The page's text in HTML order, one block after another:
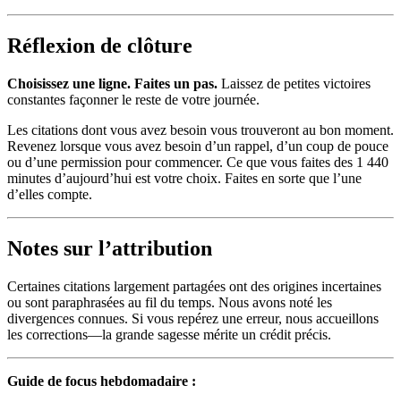
Réflexion de clôture
Choisissez une ligne. Faites un pas. Laissez de petites victoires
constantes façonner le reste de votre journée.
Les citations dont vous avez besoin vous trouveront au bon moment.
Revenez lorsque vous avez besoin d’un rappel, d’un coup de pouce
ou d’une permission pour commencer. Ce que vous faites des 1 440
minutes d’aujourd’hui est votre choix. Faites en sorte que l’une
d’elles compte.
Notes sur l’attribution
Certaines citations largement partagées ont des origines incertaines
ou sont paraphrasées au fil du temps. Nous avons noté les
divergences connues. Si vous repérez une erreur, nous accueillons
les corrections—la grande sagesse mérite un crédit précis.
Guide de focus hebdomadaire :